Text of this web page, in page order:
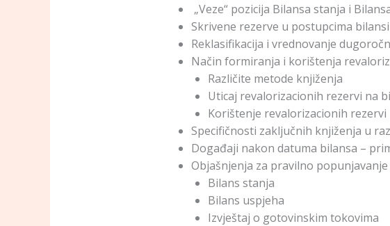
„Veze“ pozicija Bilansa stanja i
Skrivene rezerve u postupcima
Reklasifikacija i vrednovanje
Način formiranja i korištenja
Različite metode knjiženja
Uticaj revalorizacionih rezervi na
Korištenje revalorizacionih rezervi
Specifičnosti zaključnih knjiženja u
Događaji nakon datuma bilansa –
Objašnjenja za pravilno
Bilans stanja
Bilans uspjeha
Izvještaj o gotovinskim tokovima